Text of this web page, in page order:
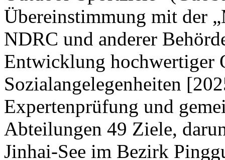
Übereinstimmung mit der
NDRC und anderer
Entwicklung hochwertiger
Sozialangelegenheiten
Expertenprüfung und
Abteilungen 49 Ziele,
Jinhai-See im Bezirk